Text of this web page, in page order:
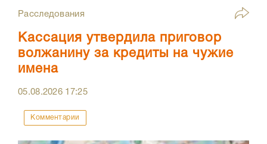
Расследования
Кассация утвердила приговор
волжанину за кредиты на чужие
имена
05.08.2026 17:25
Комментарии